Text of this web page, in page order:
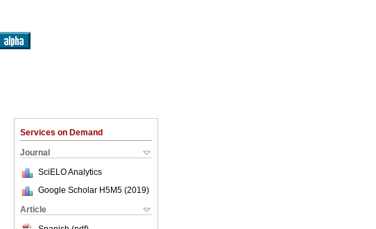
Services on Demand
Journal
SciELO Analytics
Google Scholar H5M5 (2019)
Article